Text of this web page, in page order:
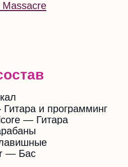
и программинг
— Гитара
— Бас